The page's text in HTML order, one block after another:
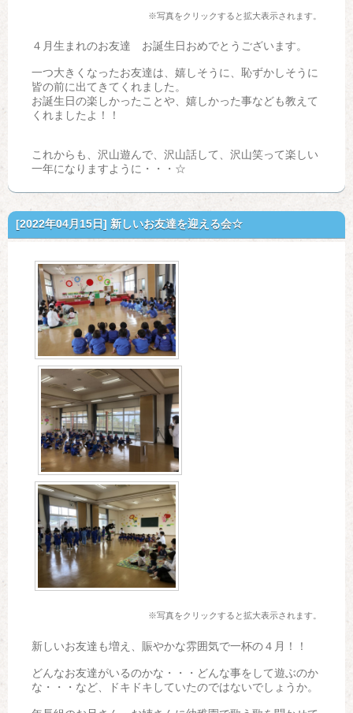
※写真をクリックすると拡大表示されます。
４月生まれのお友達 お誕生日おめでとうございます。
一つ大きくなったお友達は、嬉しそうに、恥ずかしそうに
皆の前に出てきてくれました。
お誕生日の楽しかったことや、嬉しかった事なども教えて
くれましたよ！！
これからも、沢山遊んで、沢山話して、沢山笑って楽しい
一年になりますように・・・☆
[2022年04月15日] 新しいお友達を迎える会☆
※写真をクリックすると拡大表示されます。
新しいお友達も増え、賑やかな雰囲気で一杯の４月！！
どんなお友達がいるのかな・・・どんな事をして遊ぶのか
な・・・など、ドキドキしていたのではないでしょうか。